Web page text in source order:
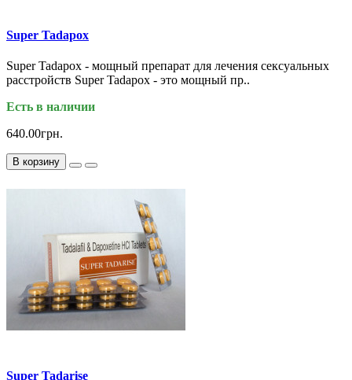
Super Tadapox
Super Tadapox - мощный препарат для лечения сексуальных
расстройств Super Tadapox - это мощный пр..
Есть в наличии
640.00грн.
В корзину
Super Tadarise